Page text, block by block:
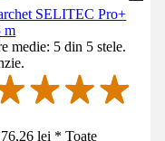
SELITEC Pro+
m
medie: 5 din 5 stele.
lei * Toate